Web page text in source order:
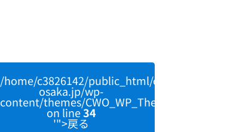
/home/c3826142/public_html/clearwater-
osaka.jp/wp-
content/themes/CWO_WP_Theme/single.php
on line34
'">戻る